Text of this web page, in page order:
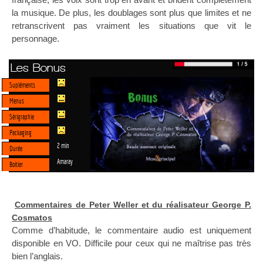
la musique. De plus, les doublages sont plus que limites et ne
retranscrivent pas vraiment les situations que vit le
personnage.
Les Bonus
Supléments
Menus
Sérigraphie
Packaging
Durée
2 min
Boitier Amaray
Commentaires de Peter Weller et du réalisateur George P.
Cosmatos
Comme d’habitude, le commentaire audio est uniquement
disponible en VO. Difficile pour ceux qui ne maîtrise pas très
bien l’anglais.